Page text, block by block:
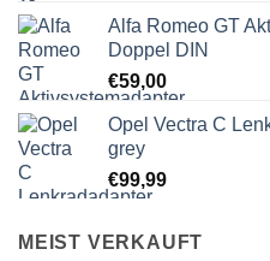
Alfa Romeo GT
Doppel DIN
€59,00
Opel Vectra C
grey
€99,99
MEIST VERKAUFT